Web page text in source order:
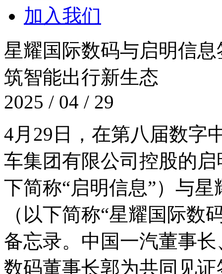
加入我们
星耀国际数码与启明信息
筑智能出行新生态
2025 / 04 / 29
4月29日，在第八届数字
车集团有限公司控股的
下简称“启明信息”）与
（以下简称“星耀国际数
备忘录。中国一汽董事长
数码董事长郭为共同见